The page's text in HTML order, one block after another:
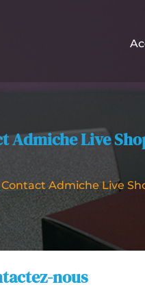
Admiche Live
Contact Admiche Live
nous